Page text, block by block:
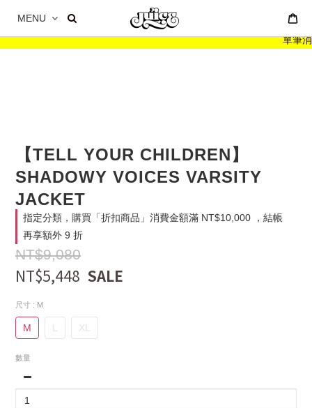
單筆消
MENU
【TELL YOUR CHILDREN】
SHADOWY VOICES VARSITY
JACKET
指定分類，購買「折扣商品」消費金額滿 NT$10,000 ，結帳
再享額外 9 折
NT$9,080
NT$5,448
尺寸 : M
M XL
數量